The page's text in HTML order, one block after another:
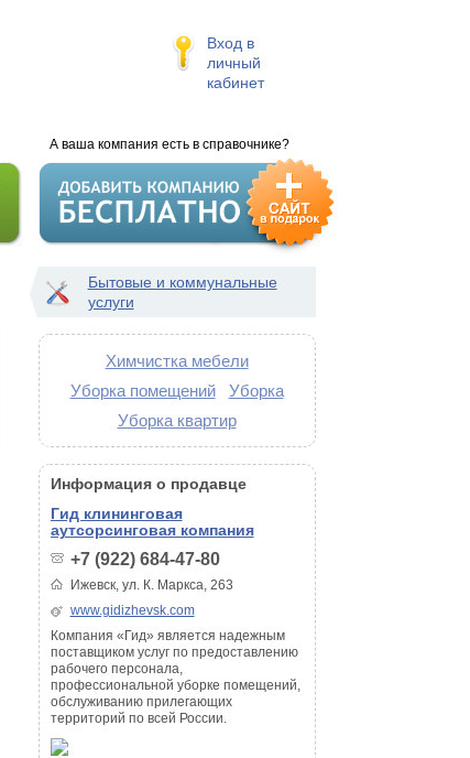
Вход в
личный
кабинет
А ваша компания есть в справочнике?
Бытовые и коммунальные
услуги
Химчистка мебели
Уборка помещений
Уборка
Уборка квартир
Информация о продавце
Гид клининговая
аутсорсинговая компания
+7 (922) 684-47-80
Ижевск, ул. К. Маркса, 263
www.gidizhevsk.com
Компания «Гид» является надежным
поставщиком услуг по предоставлению
рабочего персонала,
профессиональной уборке помещений,
обслуживанию прилегающих
территорий по всей России.